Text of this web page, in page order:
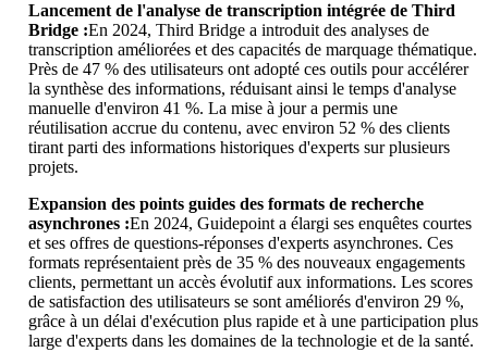
Lancement de l'analyse de transcription intégrée de Third
Bridge :En 2024, Third Bridge a introduit des analyses de
transcription améliorées et des capacités de marquage thématique.
Près de 47 % des utilisateurs ont adopté ces outils pour accélérer
la synthèse des informations, réduisant ainsi le temps d'analyse
manuelle d'environ 41 %. La mise à jour a permis une
réutilisation accrue du contenu, avec environ 52 % des clients
tirant parti des informations historiques d'experts sur plusieurs
projets.
Expansion des points guides des formats de recherche
asynchrones :En 2024, Guidepoint a élargi ses enquêtes courtes
et ses offres de questions-réponses d'experts asynchrones. Ces
formats représentaient près de 35 % des nouveaux engagements
clients, permettant un accès évolutif aux informations. Les scores
de satisfaction des utilisateurs se sont améliorés d'environ 29 %,
grâce à un délai d'exécution plus rapide et à une participation plus
large d'experts dans les domaines de la technologie et de la santé.